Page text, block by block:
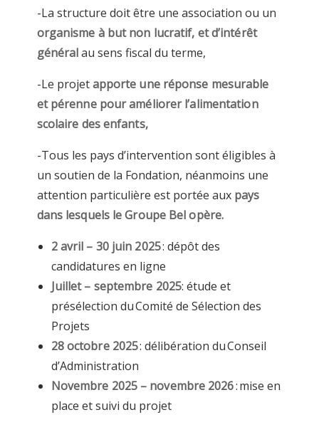
-La structure doit être une association ou un
organisme à but non lucratif, et d’intérêt
généralau sens fiscal du terme,
-Le projetapporte une réponse mesurable
et pérenne pour améliorer l’alimentation
scolaire des enfants,
-Tous les pays d’intervention sont éligibles à
un soutien de la Fondation, néanmoins une
attention particulière est portée aux pays
dans lesquels le Groupe Bel opère.
2 avril – 30 juin 2025: dépôt des
candidatures en ligne
Juillet – septembre 2025: étude et
présélection duComité de Sélection des
Projets
28 octobre 2025: délibération duConseil
d’Administration
Novembre 2025 – novembre 2026: mise en
place et suivi du projet